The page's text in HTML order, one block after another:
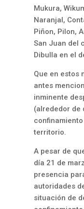
Mukura,
Naranjal,
Piñon, Pilon,
San Juan del
Dibulla en el
Que en estos
antes
inminente
(alrededor de
territorio.
A pesar de
día 21 de
presencia
autoridades
situación de